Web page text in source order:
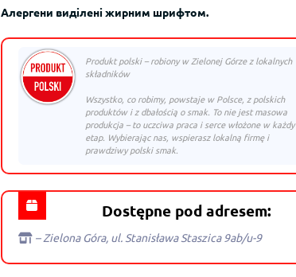
Алергени виділені жирним шрифтом.
Produkt polski – robiony w Zielonej Górze z lokalnych
składników
Wszystko, co robimy, powstaje w Polsce, z polskich
produktów i z dbałością o smak. To nie jest masowa
produkcja – to uczciwa praca i serce włożone w każdy
etap. Wybierając nas, wspierasz lokalną firmę i
prawdziwy polski smak.
Dostępne pod adresem:
– Zielona Góra, ul. Stanisława Staszica 9ab/u-9